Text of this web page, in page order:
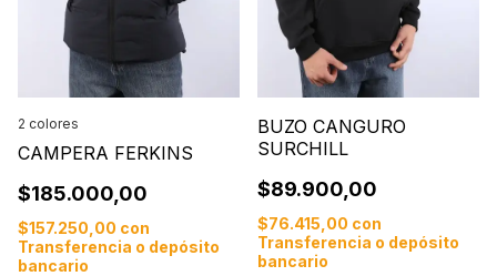
CAMPERA FERKINS
$185.000,00
$157.250,00 con
Transferencia o depósito
bancario
2 colores
BUZO CANGURO
SURCHILL
$89.900,00
$76.415,00 con
Transferencia o depósito
bancario